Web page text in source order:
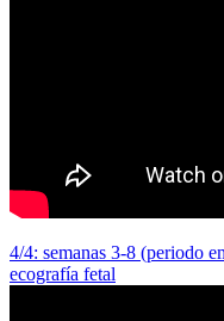
4/4: semanas 3-8 (periodo
ecografía fetal